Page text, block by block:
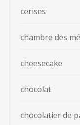
cerises
chambre des
cheesecake
chocolat
chocolatier de